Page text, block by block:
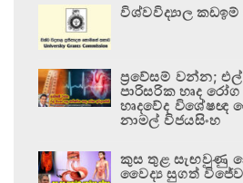
විශ්වවිද්‍යාල
ප්‍රවේසම් වන්න;
පාරිසරික හෘද
හෘදවේද විශේෂඥ
නාමල් විජයසිංහ
කුස තුළ සැඟවුණු
වෛද්‍ය සුගත්